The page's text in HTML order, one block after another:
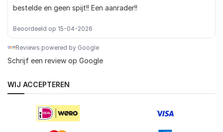
bestelde en geen spijt!! Een aanrader!!
Beoordeeld op 15-04-2026
Reviews powered by Google
Schrijf een review op Google
WIJ ACCEPTEREN